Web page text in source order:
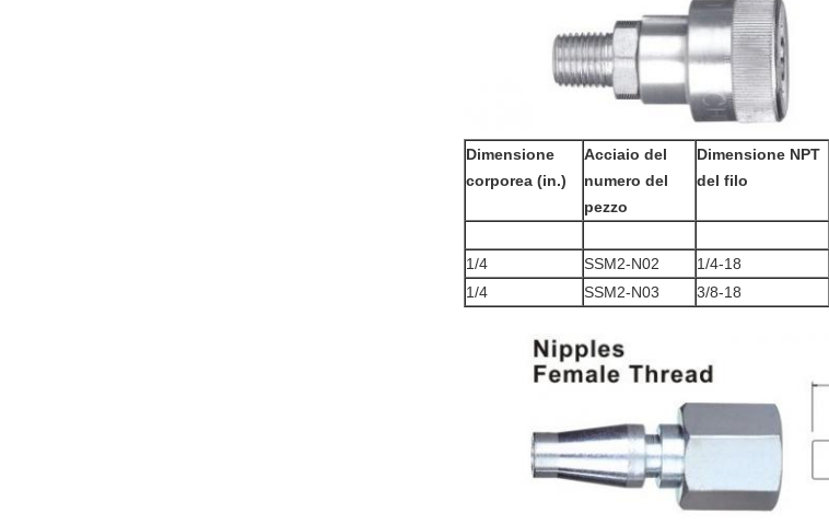
Dimensione
corporea (in.)
Acciaio del
numero del
pezzo
Dimensione NPT
del filo
1/4
SSM2-N02 1/4-18
1/4
SSM2-N03 3/8-18